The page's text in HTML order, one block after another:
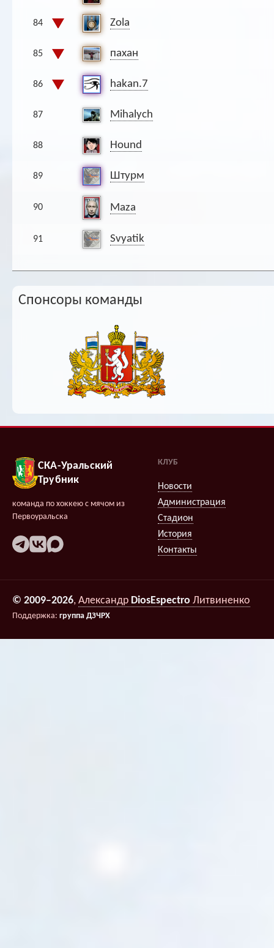
84 Zola
85 пахан
86 hakan.7
87 Mihalych
88 Hound
89 Штурм
90 Maza
91 Svyatik
Спонсоры команды
СКА-Уральский
Трубник
команда по хоккею с мячом из
Первоуральска
КЛУБ
Новости
Администрация
Стадион
История
Контакты
© 2009–2026, Александр DiosEspectro Литвиненко
Поддержка: группа ДЗЧРХ